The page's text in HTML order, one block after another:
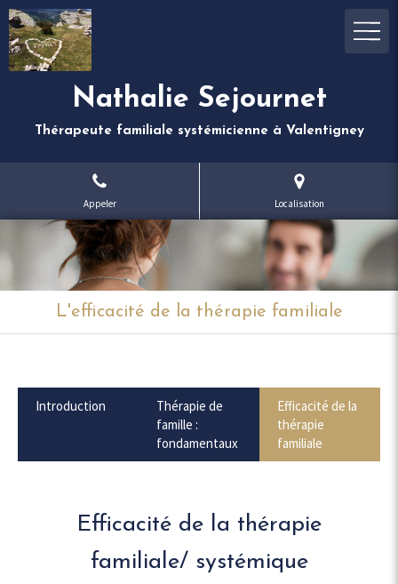
Nathalie Sejournet
Thérapeute familiale systémicienne à Valentigney
Appeler Localisation
L'efficacité de la thérapie familiale
Introduction
Thérapie de
famille :
fondamentaux
Efficacité de la
thérapie
familiale
Efficacité de la thérapie
familiale/ systémique